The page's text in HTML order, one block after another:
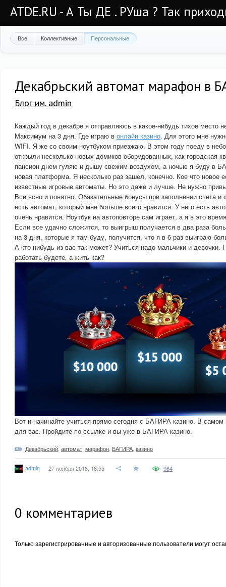
ATDE.RU - А Ты ДЕ . РУша ? Так
Все Коллективные Персональные
Декабрьский автомат марафон в
Блог им. admin
Каждый год в декабре я отправляюсь в какое-нибудь тихое место
Максимум на 3 дня. Где играю в онлайн казино. Для этого мне
WIFI. Я же со своим ноутбуком приезжаю. В этом году поеду в
открыли несколько новых домиков оборудованных, как городская
пансион днем гуляю и дышу свежим воздухом, а ночью я буду в
новая платформа. Я несколько раз зашел, конечно. Кое что новое
известные игровые автоматы. Но это даже и лучше. Не нужно
Все ясно и понятно. Обязательные бонусы при заполнении счета
есть автомат, который мне больше всего нравится. У него есть
очень нравится. Ноутбук на автоповторе сам играет, а я в это
Если все удачно сложится, то выигрыш получается в два раза
на 3 дня, которые я там буду, получится, что я в 6 раз выиграю
А кто-нибудь из вас так может? Учиться надо мальчики и
работать будете, а жить как?
Вот и начинайте учиться прямо сегодня с БАГИРА казино. В
для вас. Пройдите по ссылке и вы уже в БАГИРА казино.
Декабрьский автомат марафон БАГИРА казино
admin 27 ноября 2018, 18:55 964
0 комментариев
Только зарегистрированные и авторизованные пользователи могут